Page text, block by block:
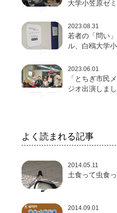
大学小笠原ゼ
2023.08.31
若者の「問い
ル、白鴎大学
2023.06.01
「とちぎ市民
ジオ出演しま
よく読まれる記事
2014.05.11
土食って虫食
2014.09.01